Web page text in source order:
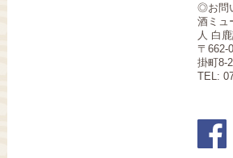
◎お問
酒ミュ
人 白
〒662-
掛町
TEL: